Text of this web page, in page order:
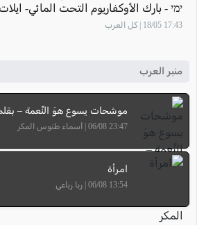
ימי - بارك الأوكفاريوم التحت المائي- ايلات
17:43 18/05 | كل العرب
منبر العرب
موشحات يسوع هوَ النِّعمة –
23:47 06/08 | أسماء طنوس المكر
امرأة
13:54 06/08 | ربا رباعي